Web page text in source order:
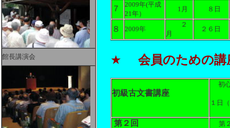
館長講演会
７ 2009年(平成
21年）
1月 ８日
８ 2009年
２
月
２６日
★ 会員のための講
初級古文書講座
初
１日
第２回
第